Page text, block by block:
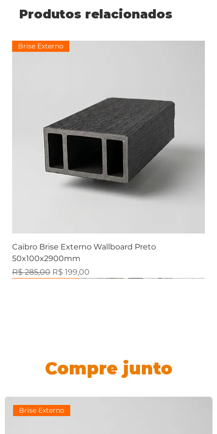
Produtos relacionados
Brise Externo
Caibro Brise Externo Wallboard Preto
50x100x2900mm
Preço normal
R$ 285,00 Preço promocional
R$ 199,00
Compre junto
Brise Externo